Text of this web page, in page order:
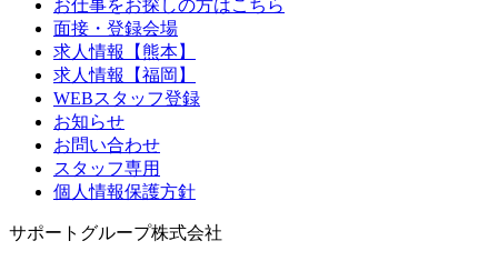
お仕事をお探しの方はこちら
面接・登録会場
求人情報【熊本】
求人情報【福岡】
WEBスタッフ登録
お知らせ
お問い合わせ
スタッフ専用
個人情報保護方針
サポートグループ株式会社